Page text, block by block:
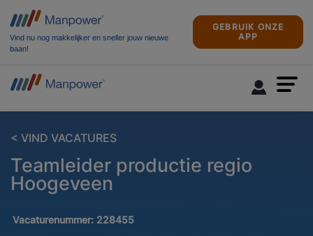
Vind nu nog makkelijker en sneller jouw nieuwe
baan!
GEBRUIK ONZE
APP
< VIND VACATURES
Teamleider productie regio
Hoogeveen
Vacaturenummer: 228455